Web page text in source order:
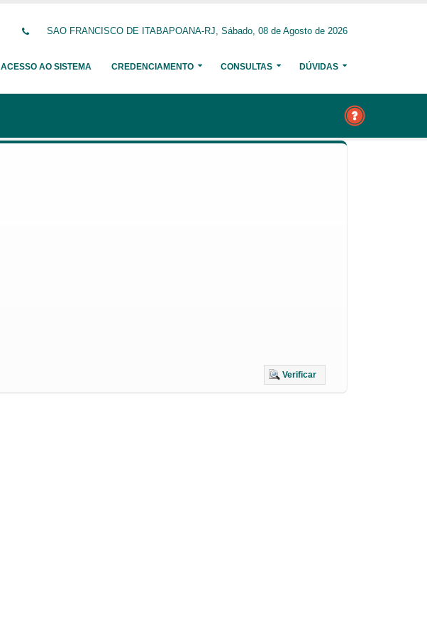
SAO FRANCISCO DE ITABAPOANA-RJ, Sábado, 08 de Agosto de 2026
ACESSO AO SISTEMA CREDENCIAMENTO CONSULTAS DÚVIDAS
Verificar